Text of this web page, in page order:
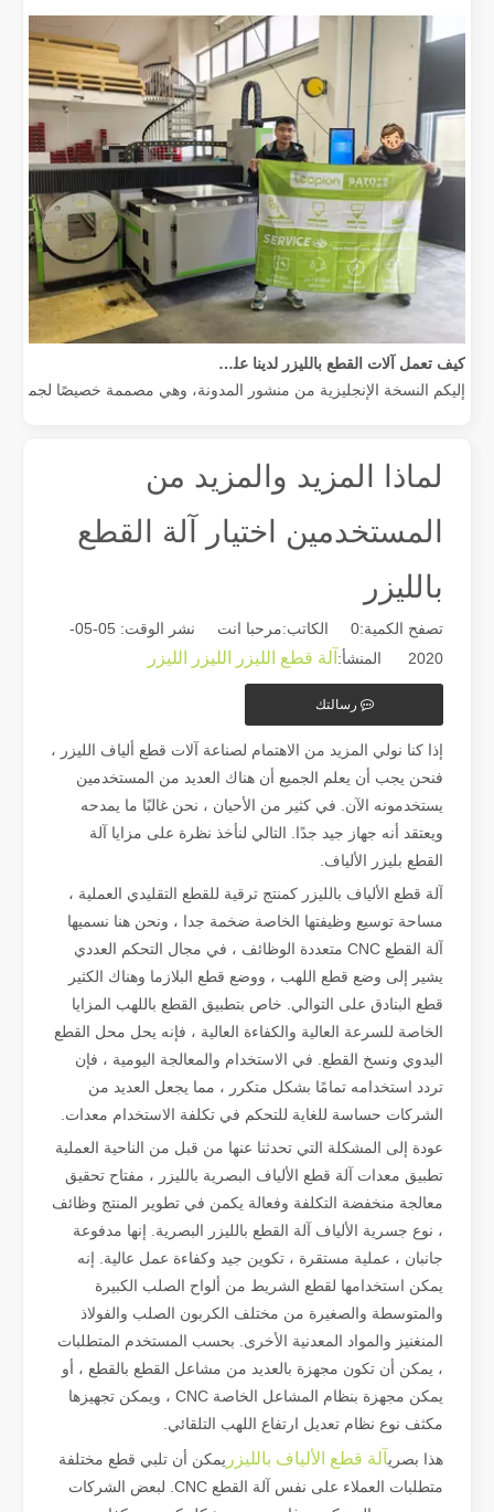
إليكم النسخة الإنجليزية من منشور المدونة، وهي مصممة خصيصًا لجمهور
دليل 2026: كيف تُحدث آلات قطع أنابيب الألياف بالليزر ثورة في تصنيع الأنابيب في عالم تصنيع المعادن سريع التطور، لم تعد الكفاءة والدقة مجرد 'مزايا تنافسية' - بل أصبحت متطلبات البقاء. إذا كانت ورشتك لا تزال تعتمد على النشر التقليدي،
ما هو قطع الأنبوب بالليزر？
كيفية اختيار شريك العمل الخاص بك: آلة القطع بالليزر
إن قطع المعادن بالليزر هي طريقة دقيقة تستخدم على نطاق واسع في تصنيع
لماذا المزيد والمزيد من
المستخدمين اختيار آلة القطع
بالليزر
تصفح الكمية:0
الكاتب:مرحبا انت نشر الوقت: 05-05-
2020 المنشأ:
آلة قطع الليزر الليزر الليزر
رسالتك
إذا كنا نولي المزيد من الاهتمام لصناعة آلات قطع ألياف الليزر ،
فنحن يجب أن يعلم الجميع أن هناك العديد من المستخدمين
يستخدمونه الآن. في كثير من الأحيان ، نحن غالبًا ما يمدحه
ويعتقد أنه جهاز جيد جدًا. التالي لنأخذ نظرة على مزايا آلة
القطع بليزر الألياف.
آلة قطع الألياف بالليزر كمنتج ترقية للقطع التقليدي العملية ،
مساحة توسيع وظيفتها الخاصة ضخمة جدا ، ونحن هنا نسميها
آلة القطع CNC متعددة الوظائف ، في مجال التحكم العددي
يشير إلى وضع قطع اللهب ، ووضع قطع البلازما وهناك الكثير
قطع البنادق على التوالي. خاص بتطبيق القطع باللهب المزايا
الخاصة للسرعة العالية والكفاءة العالية ، فإنه يحل محل القطع
اليدوي ونسخ القطع. في الاستخدام والمعالجة اليومية ، فإن
تردد استخدامه تمامًا بشكل متكرر ، مما يجعل العديد من
الشركات حساسة للغاية للتحكم في تكلفة الاستخدام معدات.
عودة إلى المشكلة التي تحدثنا عنها من قبل من الناحية العملية
تطبيق معدات آلة قطع الألياف البصرية بالليزر ، مفتاح تحقيق
معالجة منخفضة التكلفة وفعالة يكمن في تطوير المنتج وظائف
، نوع جسرية الألياف آلة القطع بالليزر البصرية. إنها مدفوعة
جانبان ، عملية مستقرة ، تكوين جيد وكفاءة عمل عالية. إنه
يمكن استخدامها لقطع الشريط من ألواح الصلب الكبيرة
والمتوسطة والصغيرة من مختلف الكربون الصلب والفولاذ
المنغنيز والمواد المعدنية الأخرى. بحسب المستخدم المتطلبات
، يمكن أن تكون مجهزة بالعديد من مشاعل القطع بالقطع ، أو
يمكن مجهزة بنظام المشاعل الخاصة CNC ، ويمكن تجهيزها
مكثف نوع نظام تعديل ارتفاع اللهب التلقائي.
هذا بصريآلة قطع الألياف بالليزر يمكن أن تلبي قطع مختلفة
متطلبات العملاء على نفس آلة القطع CNC. لبعض الشركات